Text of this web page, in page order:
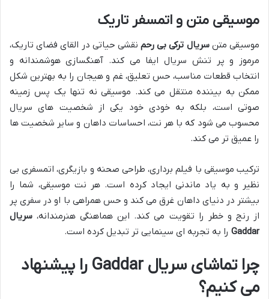
موسیقی متن و اتمسفر تاریک
موسیقی متنسریال ترکی بی رحمنقشی حیاتی در القای فضای تاریک،
مرموز و پر تنش سریال ایفا می کند. آهنگسازی هوشمندانه و
انتخاب قطعات مناسب، حس تعلیق، غم و هیجان را به بهترین شکل
ممکن به بیننده منتقل می کند. موسیقی نه تنها یک پس زمینه
صوتی است، بلکه به خودی خود یکی از شخصیت های سریال
محسوب می شود که با هر نت، احساسات داهان و سایر شخصیت ها
را عمیق تر می کند.
ترکیب موسیقی با فیلم برداری، طراحی صحنه و بازیگری، اتمسفری بی
نظیر و به یاد ماندنی ایجاد کرده است. هر نت موسیقی، شما را
بیشتر در دنیای داهان غرق می کند و حس همراهی با او در سفری پر
از رنج و خطر را تقویت می کند. این هماهنگی هنرمندانه، سریال
Gaddar را به تجربه ای سینمایی تر تبدیل کرده است.
چرا تماشای سریال Gaddar را پیشنهاد
می کنیم؟